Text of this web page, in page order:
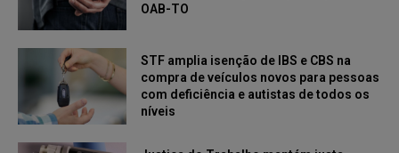
OAB-TO
STF amplia isenção de IBS e CBS na
compra de veículos novos para pessoas
com deficiência e autistas de todos os
níveis